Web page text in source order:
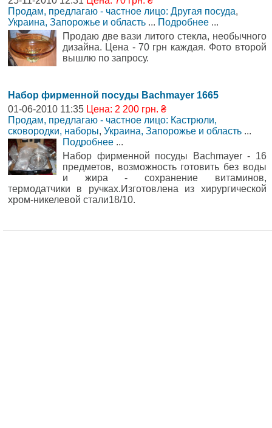
Продам, предлагаю - частное лицо: Другая посуда,
Украина, Запорожье и область ... Подробнее ...
Продаю две вази литого стекла, необычного
дизайна. Цена - 70 грн каждая. Фото второй
вышлю по запросу.
Набор фирменной посуды Bachmayer 1665
01-06-2010 11:35 Цена: 2 200 грн. ₴
Продам, предлагаю - частное лицо: Кастрюли,
сковородки, наборы, Украина, Запорожье и область ...
Подробнее ...
Набор фирменной посуды Bachmayer - 16
предметов, возможность готовить без воды
и жира - сохранение витаминов,
термодатчики в ручках.Изготовлена из хирургической
хром-никелевой стали18/10.